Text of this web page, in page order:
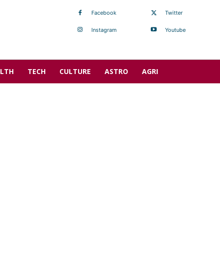
Facebook
Instagram
Twitter
Youtube
TECH CULTURE ASTRO AGRI